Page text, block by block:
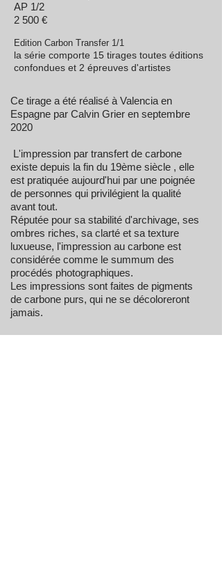
AP 1/2
2 500 €
Edition Carbon Transfer 1/1
la série comporte 15 tirages toutes éditions
confondues et 2 épreuves d'artistes
Ce tirage a été réalisé à Valencia en
Espagne par Calvin Grier en septembre
2020
L'impression par transfert de carbone
existe depuis la fin du 19ème siècle , elle
est pratiquée aujourd'hui par une poignée
de personnes qui privilégient la qualité
avant tout.
Réputée pour sa stabilité d'archivage, ses
ombres riches, sa clarté et sa texture
luxueuse, l'impression au carbone est
considérée comme le summum des
procédés photographiques.
Les impressions sont faites de pigments
de carbone purs, qui ne se décoloreront
jamais.
Cavin Grier, The Wet Print Studios (article)